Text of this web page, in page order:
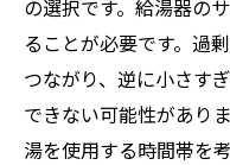
異音や異臭の
水漏れチェ
る
電源や配管の
の選択です。給湯器の
ることが必要です。過
つながり、逆に小さす
できない可能性があり
湯を使用する時間帯を